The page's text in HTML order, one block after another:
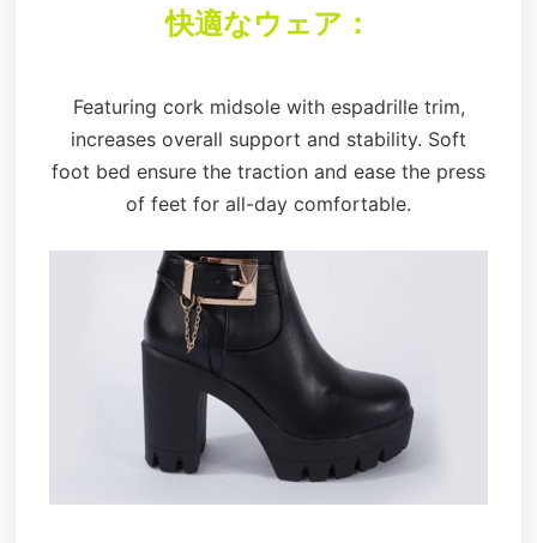
快適なウェア：
Featuring cork midsole with espadrille trim,
increases overall support and stability. Soft
foot bed ensure the traction and ease the press
of feet for all-day comfortable.